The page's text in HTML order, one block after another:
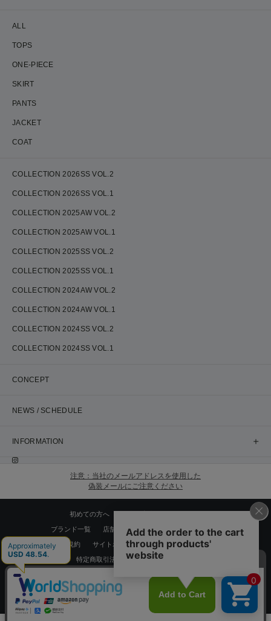
ALL
TOPS
ONE-PIECE
SKIRT
PANTS
JACKET
COAT
COLLECTION 2026SS VOL.2
COLLECTION 2026SS VOL.1
COLLECTION 2025AW VOL.2
COLLECTION 2025AW VOL.1
COLLECTION 2025SS VOL.2
COLLECTION 2025SS VOL.1
COLLECTION 2024AW VOL.2
COLLECTION 2024AW VOL.1
COLLECTION 2024SS VOL.2
COLLECTION 2024SS VOL.1
CONCEPT
NEWS / SCHEDULE
INFORMATION
注意：当社のメールアドレスを使用した
偽装メールにご注意ください
初めての方へ
ブランド一覧 店舗検索 企業情報 株主優待制度
利用規約 サイトポリシー プライバシーポリシー
特定商取引法に基づく表記
Copyrights © WORLD CO.,LTD. All rights reserved.
スマートフォン ｜PC